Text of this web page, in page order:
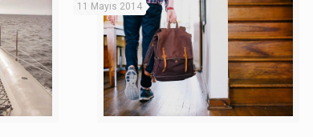
11 Mayıs 2014